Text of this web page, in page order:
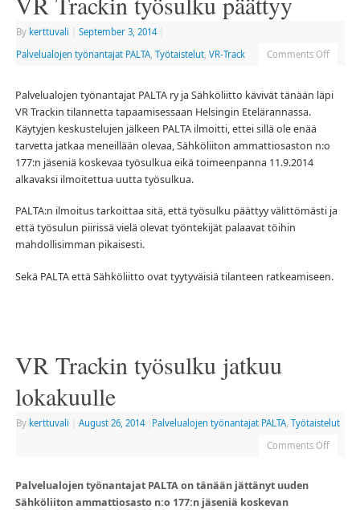
By kerttuvali September 3, 2014
Palvelualojen työnantajat PALTA, Työtaistelut, VR-Track Comments Off
Palvelualojen työnantajat PALTA ry ja Sähköliitto kävivät tänään läpi
VR Trackin tilannetta tapaamisessaan Helsingin Etelärannassa.
Käytyjen keskustelujen jälkeen PALTA ilmoitti, ettei sillä ole enää
tarvetta jatkaa meneillään olevaa, Sähköliiton ammattiosaston n:o
177:n jäseniä koskevaa työsulkua eikä toimeenpanna 11.9.2014
alkavaksi ilmoitettua uutta työsulkua.
PALTA:n ilmoitus tarkoittaa sitä, että työsulku päättyy välittömästi ja
että työsulun piirissä vielä olevat työntekijät palaavat töihin
mahdollisimman pikaisesti.
Sekä PALTA että Sähköliitto ovat tyytyväisiä tilanteen ratkeamiseen.
VR Trackin työsulku jatkuu
lokakuulle
By kerttuvali August 26, 2014 Palvelualojen työnantajat PALTA, Työtaistelut
Comments Off
Palvelualojen työnantajat PALTA on tänään jättänyt uuden
Sähköliiton ammattiosasto n:o 177:n jäseniä koskevan